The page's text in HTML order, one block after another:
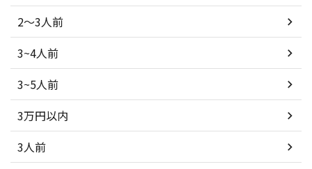
2～3人前
3~4人前
3~5人前
3万円以内
3人前